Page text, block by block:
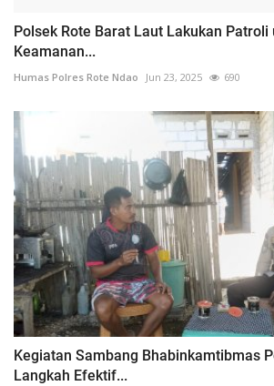
Polsek Rote Barat Laut Lakukan Patroli
Keamanan...
Humas Polres Rote Ndao Jun 23, 2025 690
Kegiatan Sambang Bhabinkamtibmas
Langkah Efektif...